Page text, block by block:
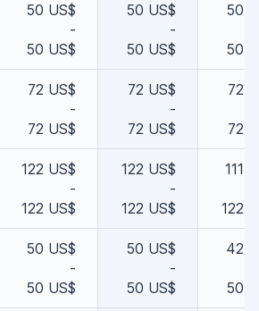
50 US$
-
50 US$
50 US$
-
50 US$
50
50
72 US$
-
72 US$
72 US$
-
72 US$
72
72
122 US$
-
122 US$
122 US$
-
122 US$
111
122
50 US$
-
50 US$
50 US$
-
50 US$
42
50